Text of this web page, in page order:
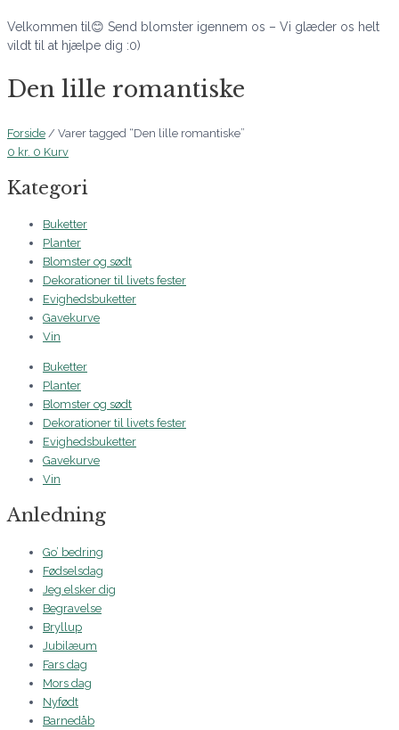
Velkommen til😊 Send blomster igennem os – Vi glæder os helt
vildt til at hjælpe dig :0)
Den lille romantiske
Forside / Varer tagged “Den lille romantiske”
0 kr. 0 Kurv
Kategori
Buketter
Planter
Blomster og sødt
Dekorationer til livets fester
Evighedsbuketter
Gavekurve
Vin
Buketter
Planter
Blomster og sødt
Dekorationer til livets fester
Evighedsbuketter
Gavekurve
Vin
Anledning
Go’ bedring
Fødselsdag
Jeg elsker dig
Begravelse
Bryllup
Jubilæum
Fars dag
Mors dag
Nyfødt
Barnedåb